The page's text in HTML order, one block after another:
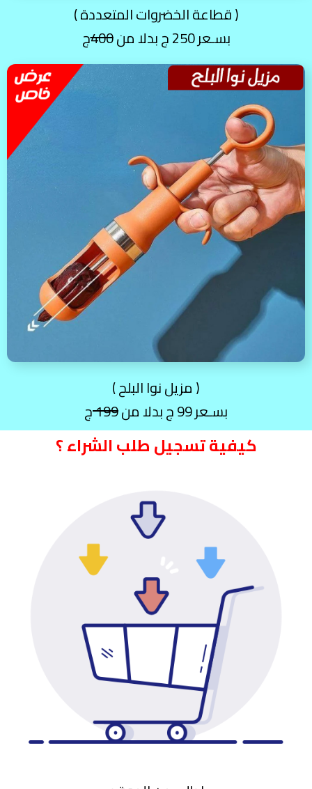
( قطاعة الخضروات المتعددة )
بسـعر 250 ج بدلا من
400ج
( مزيل نوا البلح )
بسـعر 99 ج بدلا من
199ج
كيفية تسجيل طلب الشراء ؟